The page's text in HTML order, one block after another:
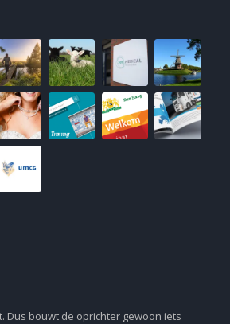
Dus bouwt de oprichter gewoon iets